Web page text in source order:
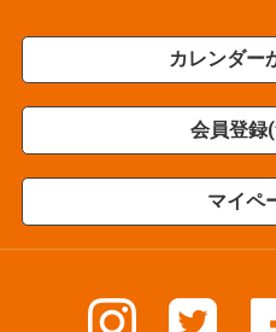
カレンダー
会員登録
マイペ